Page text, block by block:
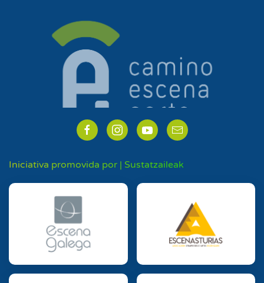
Iniciativa promovida por | Sustatzaileak